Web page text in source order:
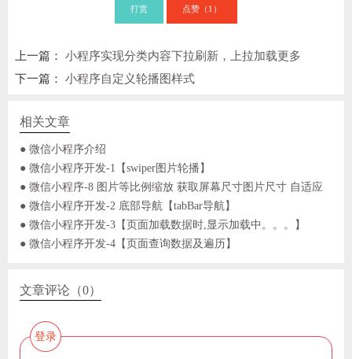
打赏 点赞（ 1 ）
上一篇：小程序实现分类内容下拉刷新，上拉加载更多
下一篇：小程序自定义轮播图样式
相关文章
● 微信小程序介绍
● 微信小程序开发-1【swiper图片轮播】
● 微信小程序-8 图片等比例缩放 获取屏幕尺寸图片尺寸 自适应
● 微信小程序开发-2 底部导航【tabBar导航】
● 微信小程序开发-3【页面加载数据时,显示加载中。。。】
● 微信小程序开发-4【页面查询数据及遍历】
文章评论（0）
登录